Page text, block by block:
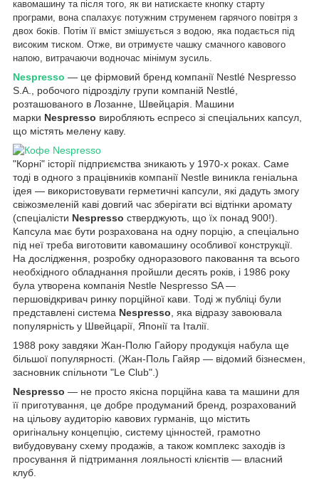
кавомашину та після того, як ви натискаєте кнопку старту
програми, вона спалахує потужним струменем гарячого повітря з
двох боків. Потім її вміст змішується з водою, яка подається під
високим тиском. Отже, ви отримуєте чашку смачного кавового
напою, витрачаючи водночас мінімум зусиль.
Nespresso — це фірмовий бренд компанії Nestlé Nespresso
S.A., робочого підрозділу групи компаній Nestlé,
розташованого в Лозанне, Швейцарія. Машини
марки Nespresso виробляють еспресо зі спеціальних капсул,
що містять мелену каву.
"Корні" історії підприємства зникають у 1970-х роках. Саме
тоді в одного з працівників компанії Nestle виникла геніальна
ідея — використовувати герметичні капсули, які дадуть змогу
свіжозмеленій каві довгий час зберігати всі відтінки аромату
(спеціалісти Nespresso стверджують, що їх понад 900!).
Капсула має бути розрахована на одну порцію, а спеціально
під неї треба виготовити кавомашину особливої конструкції.
На дослідження, розробку одноразового паковання та всього
необхідного обладнання пройшли десять років, і 1986 року
була утворена компанія Nestle Nespresso SA —
першовідкривач ринку порційної кави. Тоді ж публіці були
представлені система Nespresso , яка відразу завоювала
популярність у Швейцарії, Японії та Італії.
1988 року завдяки Жан-Полю Гайору продукція набула ще
більшої популярності. (Жан-Поль Гайяр — відомий бізнесмен,
засновник спільноти "Le Club".)
Nespresso — не просто якісна порційна кава та машини для
її приготування, це добре продуманий бренд, розрахований
на цільову аудиторію кавових гурманів, що містить
оригінальну концепцію, систему цінностей, грамотно
вибудовувану схему продажів, а також комплекс заходів із
просування й підтримання лояльності клієнтів — власний
клуб.